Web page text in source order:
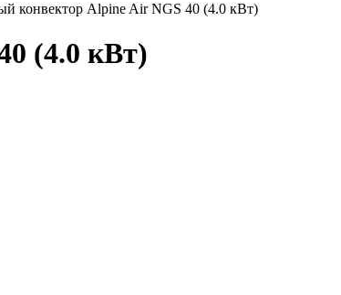
конвектор Alpine Air NGS 40 (4.0 кВт)
(4.0 кВт)